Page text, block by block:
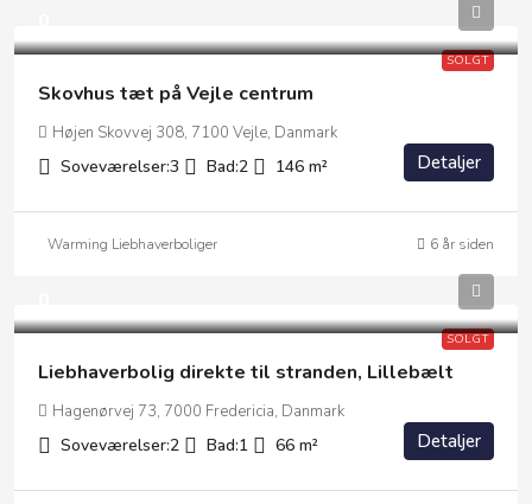
SOLGT
Skovhus tæt på Vejle centrum
Højen Skovvej 308, 7100 Vejle, Danmark
Soveværelser:3 Bad:2 146 m² Detaljer
Warming Liebhaverboliger 6 år siden
SOLGT
Liebhaverbolig direkte til stranden, Lillebælt
Hagenørvej 73, 7000 Fredericia, Danmark
Soveværelser:2 Bad:1 66 m² Detaljer